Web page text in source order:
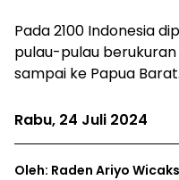
Pada 2100 Indonesia
pulau-pulau
sampai ke Papua Barat.
Rabu, 24 Juli 2024
Oleh: Raden Ariyo